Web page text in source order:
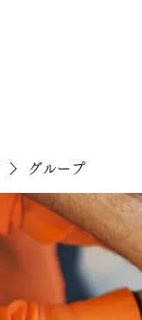
グループ